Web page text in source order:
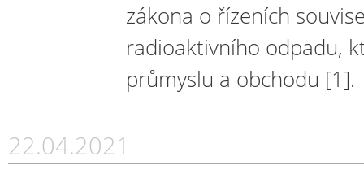
zákona o řízeních
radioaktivního odpadu,
průmyslu a obchodu [1].
22.04.2021